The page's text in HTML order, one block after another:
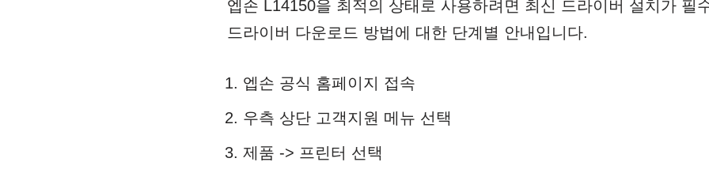
엡손 L14150을 최적의 상태로 사용하려면 최신 드라이버 설치가 필
드라이버 다운로드 방법에 대한 단계별 안내입니다.
엡손 공식 홈페이지 접속
우측 상단 고객지원 메뉴 선택
제품 -> 프린터 선택